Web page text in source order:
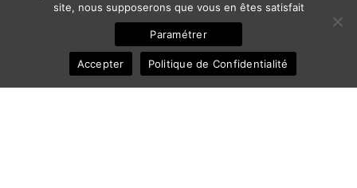
site, nous supposerons que vous en êtes satisfait
Paramétrer
Accepter Politique de Confidentialité